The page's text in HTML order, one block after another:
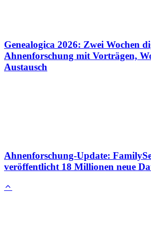
Genealogica 2026: Zwei Wochen
Ahnenforschung mit Vorträgen,
Austausch
Ahnenforschung-Update:
veröffentlicht 18 Millionen neue